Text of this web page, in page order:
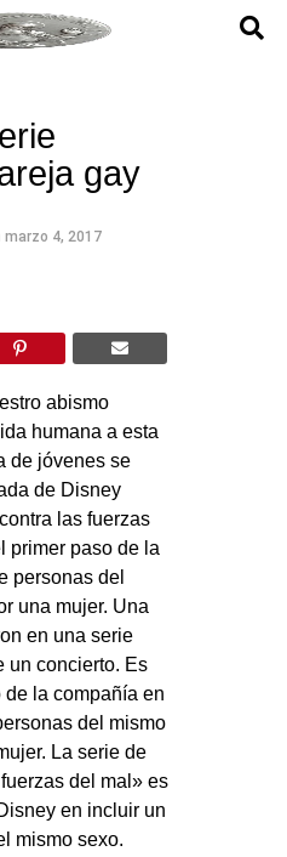
gay
marzo 4, 2017
abismo
humana a esta
de jóvenes se
de Disney
las fuerzas
primer paso de la
personas del
una mujer. Una
en una serie
un concierto. Es
la compañía en
del mismo
La serie de
del mal» es
en incluir un
mismo sexo.